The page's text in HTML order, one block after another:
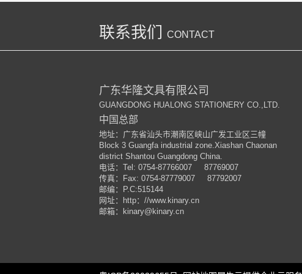
联系我们 CONTACT
广东华隆文具有限公司
GUANGDONG HUALONG STATIONERY CO.,LTD.
中国总部
地址：广东省汕头市潮南区峡山广发工业区三幢
Block 3 Guangfa industrial zone.Xiashan Chaonan
district Shantou Guangdong China.
电话： Tel: 0754-87766007 87769007
传真：
Fax: 0754-87779007 87792007
邮编：
P.C:515144
网址：
http： //www.kinary.cn
邮箱：
kinary@kinary.cn